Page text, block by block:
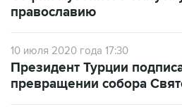
10 июля 2020 года 17:30
превращении собора
10 июля 2020 года 16:26